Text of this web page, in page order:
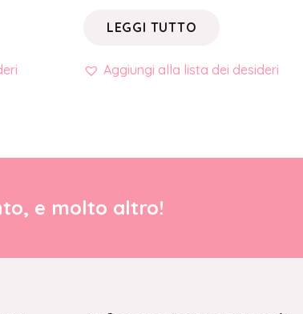
LEGGI TUTTO
Aggiungi alla lista dei desideri
e molto altro!